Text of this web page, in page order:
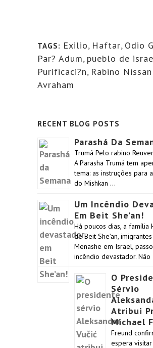
TAGS: Exilio, Haftar, Odio
Par? Adum, pueblo de
Purificaci?n, Rabino
Avraham
RECENT BLOG POSTS
Parashá Da
Trumá Pelo rabino
A Parasha Trumá tem
tema: as instruções para
do Mishkan …
Um Incêndio
Em Beit She’an!
Há poucos dias, a família
de Beit She’an,
Menashe em Israel,
incêndio devastador.
O
Sérvio
Atribui
Michael
Freund
espera